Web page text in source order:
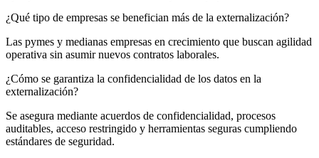
¿Qué tipo de empresas se benefician más de la externalización?
Las pymes y medianas empresas en crecimiento que buscan agilidad
operativa sin asumir nuevos contratos laborales.
¿Cómo se garantiza la confidencialidad de los datos en la
externalización?
Se asegura mediante acuerdos de confidencialidad, procesos
auditables, acceso restringido y herramientas seguras cumpliendo
estándares de seguridad.